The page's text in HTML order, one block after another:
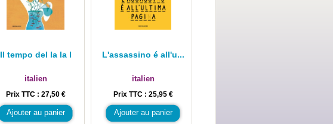
Il tempo del la la l
italien
Prix TTC : 27,50 €
Ajouter au panier
L'assassino é all'u...
italien
Prix TTC : 25,95 €
Ajouter au panier